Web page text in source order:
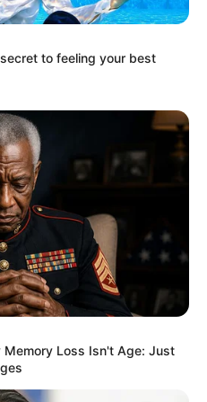
dan sering tampil di majalah.
ada pada film komedi
to feeling your best
Loss Isn't Age: Just